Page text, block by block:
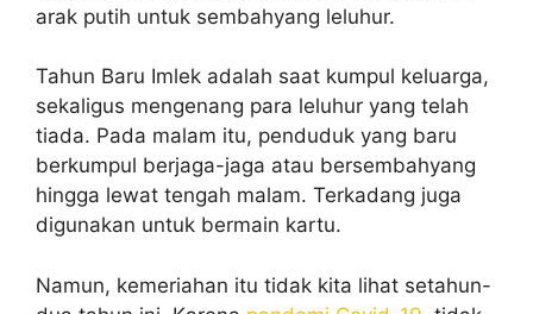
arak putih untuk sembahyang leluhur.
Tahun Baru Imlek adalah saat kumpul keluarga,
sekaligus mengenang para leluhur yang telah
tiada. Pada malam itu, penduduk yang baru
berkumpul berjaga-jaga atau bersembahyang
hingga lewat tengah malam. Terkadang juga
digunakan untuk bermain kartu.
Namun, kemeriahan itu tidak kita lihat setahun-